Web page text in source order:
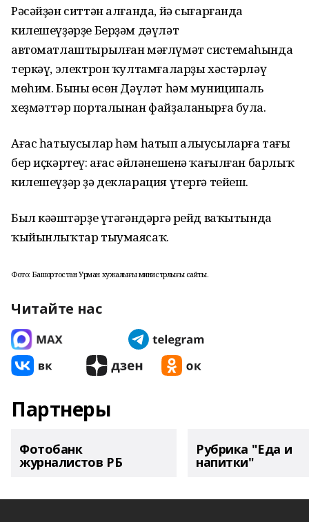
Рәсәйҙән ситтән алғанда, йә сығарғанда
килешеүҙәрҙе Берҙәм дәүләт
автоматлаштырылған мәғлүмәт системаһында
теркәү, электрон ҡултамғаларҙы хәстәрләү
мөһим. Бының өсөн Дәүләт һәм муниципаль
хеҙмәттәр порталынан файҙаланырға була.
Ағас һатыусылар һәм һатып алыусыларға тағы
бер иҫкәртеү: ағас әйләнешенә ҡағылған барлыҡ
килешеүҙәр ҙә декларация үтергә тейеш.
Был кәңәштәрҙе үтәгәндәргә рейд ваҡытында
ҡыйынлыҡтар тыумаясаҡ.
Фото: Башҡортостан Урман хужалығы министрлығы сайты.
Читайте нас
Партнеры
Фотобанк
журналистов РБ
Рубрика "Еда и
напитки"